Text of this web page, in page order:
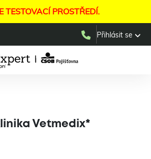
TESTOVACÍ PROSTŘEDÍ.
Přihlásit se
Vetmedix*